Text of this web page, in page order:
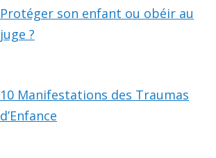
Protéger son enfant ou obéir au
juge ?
10 Manifestations des Traumas
d’Enfance